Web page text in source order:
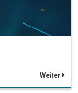
Weiter